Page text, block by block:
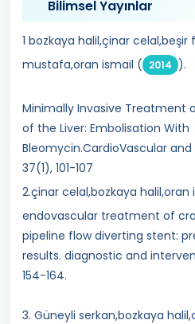
Bilimsel Yayınlar
1 bozkaya halil,çinar
mustafa,oran ismail ( 2014 ).
Minimally Invasive Treatment
of the Liver: Embolisation With
Bleomycin.CardioVascular
37(1), 101-107
2.çinar celal,bozkaya halil,oran
endovascular treatment of
pipeline flow diverting stent:
results. diagnostic and
154-164.
3. Güneyli serkan,bozkaya